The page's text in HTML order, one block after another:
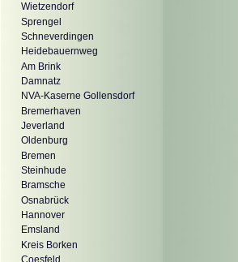
Wietzendorf
Sprengel
Schneverdingen
Heidebauernweg
Am Brink
Damnatz
NVA-Kaserne Gollensdorf
Bremerhaven
Jeverland
Oldenburg
Bremen
Steinhude
Bramsche
Osnabrück
Hannover
Emsland
Kreis Borken
Coesfeld